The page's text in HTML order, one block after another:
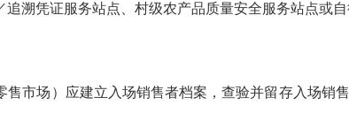
溯凭证服务站点、村级农产品质量安全服务站点或自
市场）应建立入场销售者档案，查验并留存入场销